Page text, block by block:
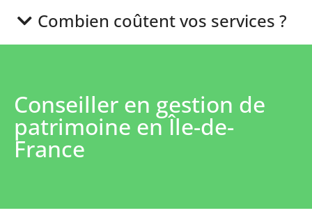
Combien coûtent vos services ?
Conseiller en gestion de
patrimoine en Île-de-
France